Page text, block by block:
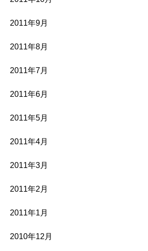
2011年9月
2011年8月
2011年7月
2011年6月
2011年5月
2011年4月
2011年3月
2011年2月
2011年1月
2010年12月